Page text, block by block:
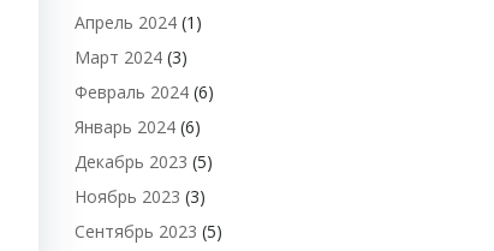
Апрель 2024 (1)
Март 2024 (3)
Февраль 2024 (6)
Январь 2024 (6)
Декабрь 2023 (5)
Ноябрь 2023 (3)
Сентябрь 2023 (5)